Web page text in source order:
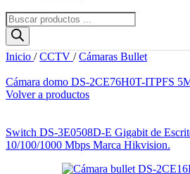
Búsqueda
de
productos
Inicio / CCTV / Cámaras Bullet
Cámara domo DS-2CE76H0T-ITPFS
Volver a productos
Switch DS-3E0508D-E Gigabit de
10/100/1000 Mbps Marca Hikvision.